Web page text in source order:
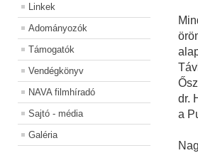
Linkek
Adományozók
Támogatók
Vendégkönyv
NAVA filmhíradó
Sajtó - média
Galéria
dr.
a